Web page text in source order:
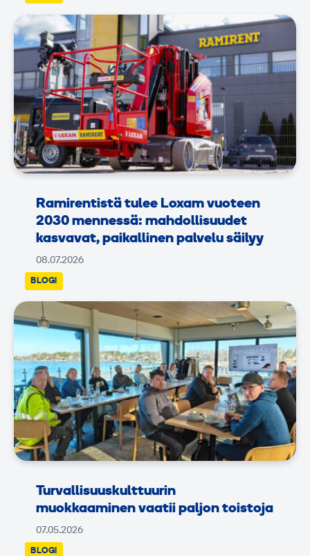
Ramirentistä tulee Loxam vuoteen
2030 mennessä: mahdollisuudet
kasvavat, paikallinen palvelu säilyy
08.07.2026
Turvallisuuskulttuurin
muokkaaminen vaatii paljon toistoja
07.05.2026
BLOGI
BLOGI